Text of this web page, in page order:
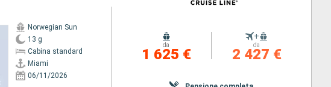
Norwegian Sun
13 g
Cabina standard
Miami
06/11/2026
da
1 625 €
+
da
2 427 €